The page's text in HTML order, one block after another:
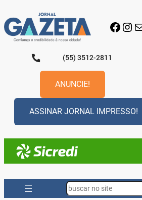
para
o
conteúdo
(55) 3512-2811
ANUNCIE!
ASSINAR JORNAL IMPRESSO!
Search